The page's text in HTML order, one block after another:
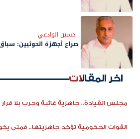
حسين الوادعي
صراع أجهزة الحوثيين:
اخر المقالات
مجلس القيادة.. جاهزية غائبة وحرب بلا قرار
القوات الحكومية تؤكد جاهزيتها.. فمتى